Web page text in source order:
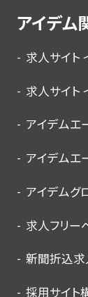
アイデム
求人サイト
求人サイト
アイデムエ
アイデムエ
アイデムグ
求人フリー
新聞折込求
採用サイト